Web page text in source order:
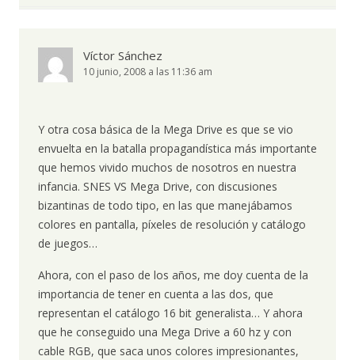
Víctor Sánchez
10 junio, 2008 a las 11:36 am
Y otra cosa básica de la Mega Drive es que se vio
envuelta en la batalla propagandística más importante
que hemos vivido muchos de nosotros en nuestra
infancia. SNES VS Mega Drive, con discusiones
bizantinas de todo tipo, en las que manejábamos
colores en pantalla, píxeles de resolución y catálogo
de juegos…
Ahora, con el paso de los años, me doy cuenta de la
importancia de tener en cuenta a las dos, que
representan el catálogo 16 bit generalista… Y ahora
que he conseguido una Mega Drive a 60 hz y con
cable RGB, que saca unos colores impresionantes,